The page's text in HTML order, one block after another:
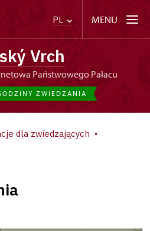
PL MENU
Vrch
Państwowego Pałacu
ZWIEDZANIA
dla zwiedzających